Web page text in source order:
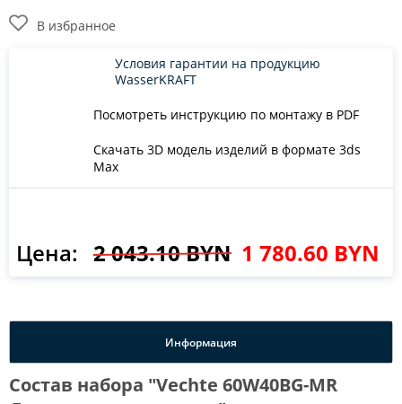
В избранное
Посмотреть инструкцию по монтажу в PDF
Скачать 3D модель изделий в формате 3ds
Max
Условия гарантии на продукцию
WasserKRAFT
Цена: 2 043.10 BYN 1 780.60 BYN
Информация
Состав набора "Vechte 60W40BG-MR